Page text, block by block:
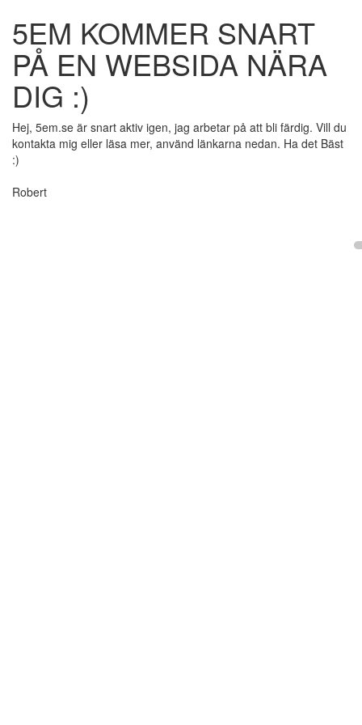
5EM KOMMER SNART
PÅ EN WEBSIDA NÄRA
DIG :)
Hej, 5em.se är snart aktiv igen, jag arbetar på att bli färdig. Vill du
kontakta mig eller läsa mer, använd länkarna nedan. Ha det Bäst
:)
Robert